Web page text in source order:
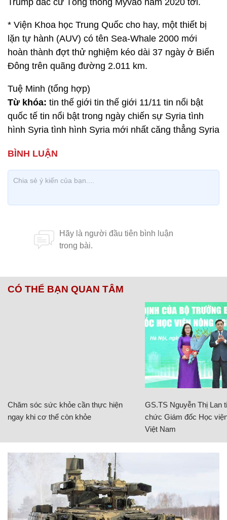
Trump đắc cử Tổng thống Mỹvào năm 2020 tới.
* Viện Khoa học Trung Quốc cho hay, một thiết bị
lặn tự hành (AUV) có tên Sea-Whale 2000 mới
hoàn thành đợt thử nghiệm kéo dài 37 ngày ở Biển
Đông trên quãng đường 2.011 km.
Tuệ Minh (tổng hợp)
Từ khóa: tin thế giới tin thế giới 11/11 tin nổi bật
quốc tế tin nổi bật trong ngày chiến sự Syria tình
hình Syria tình hình Syria mới nhất căng thẳng Syria
CÓ THỂ BẠN QUAN TÂM
Chăm sóc sức khỏe cần thực hiện
ngay khi cơ thể còn khỏe
GS.TS Nguyễn Thị Lan
chức Giám đốc Học
Việt Nam